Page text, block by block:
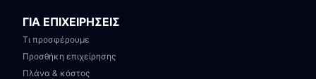
ΓΙΑ ΕΠΙΧΕΙΡΗΣΕΙΣ
Τι προσφέρουμε
Προσθήκη επιχείρησης
Πλάνα & κόστος